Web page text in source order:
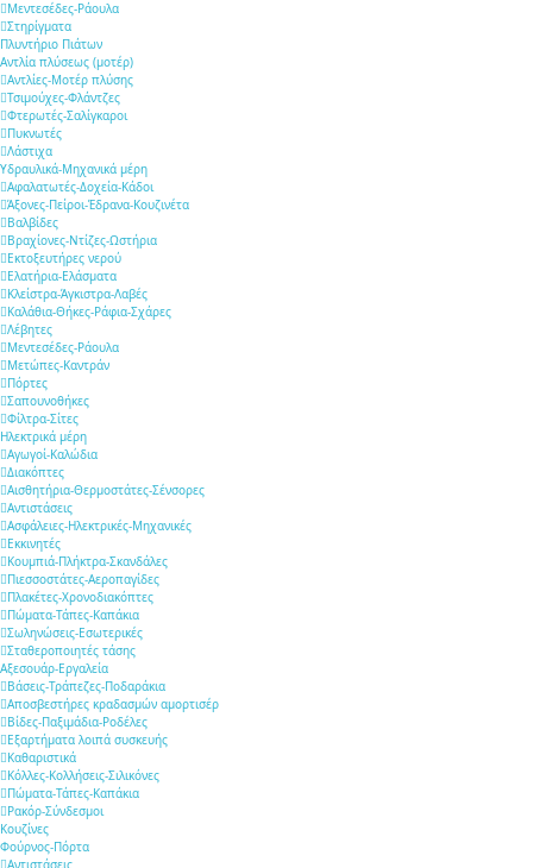
Μεντεσέδες-Ράουλα
Στηρίγματα
Πλυντήριο Πιάτων
Αντλία πλύσεως (μοτέρ)
Αντλίες-Μοτέρ πλύσης
Τσιμούχες-Φλάντζες
Φτερωτές-Σαλίγκαροι
Πυκνωτές
Λάστιχα
Υδραυλικά-Mηχανικά μέρη
Αφαλατωτές-Δοχεία-Κάδοι
Άξονες-Πείροι-Έδρανα-Κουζινέτα
Βαλβίδες
Βραχίονες-Ντίζες-Ωστήρια
Εκτοξευτήρες νερού
Ελατήρια-Ελάσματα
Κλείστρα-Άγκιστρα-Λαβές
Καλάθια-Θήκες-Ράφια-Σχάρες
Λέβητες
Μεντεσέδες-Ράουλα
Μετώπες-Καντράν
Πόρτες
Σαπουνοθήκες
Φίλτρα-Σίτες
Ηλεκτρικά μέρη
Αγωγοί-Καλώδια
Διακόπτες
Αισθητήρια-Θερμοστάτες-Σένσορες
Αντιστάσεις
Ασφάλειες-Ηλεκτρικές-Μηχανικές
Εκκινητές
Κουμπιά-Πλήκτρα-Σκανδάλες
Πιεσσοστάτες-Αεροπαγίδες
Πλακέτες-Χρονοδιακόπτες
Πώματα-Τάπες-Καπάκια
Σωληνώσεις-Εσωτερικές
Σταθεροποιητές τάσης
Αξεσουάρ-Εργαλεία
Βάσεις-Τράπεζες-Ποδαράκια
Αποσβεστήρες κραδασμών αμορτισέρ
Βίδες-Παξιμάδια-Ροδέλες
Εξαρτήματα λοιπά συσκευής
Καθαριστικά
Κόλλες-Κολλήσεις-Σιλικόνες
Πώματα-Τάπες-Καπάκια
Ρακόρ-Σύνδεσμοι
Κουζίνες
Φούρνος-Πόρτα
Αντιστάσεις